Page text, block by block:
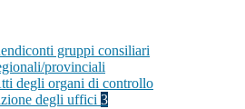
gruppi consiliari
provinciali
degli organi di controllo
degli uffici 3